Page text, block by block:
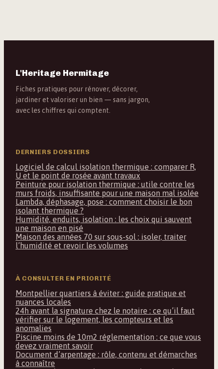
L'Heritage Hermitage
Fiches pratiques pour rénover, décorer,
jardiner et valoriser un bien — sans jargon,
avec les chiffres qui comptent.
DERNIERS DOSSIERS
Logiciel de calcul isolation thermique : comparer R,
U et le point de rosée avant travaux
Peinture pour isolation thermique : utile contre les
murs froids, insuffisante pour une maison mal isolée
Lambda, déphasage, pose : comment choisir le bon
isolant thermique ?
Humidité, enduits, isolation : les choix qui sauvent
une maison en pisé
Maison des années 70 sur sous-sol : isoler, traiter
l’humidité et revoir les volumes
À CONSULTER EN PRIORITÉ
Montpellier quartiers à éviter : guide pratique et
nuances locales
24h avant la signature chez le notaire : ce qu’il faut
vérifier sur le logement, les compteurs et les
anomalies
Piscine moins de 10m2 réglementation : ce que vous
devez vraiment savoir
Document d’arpentage : rôle, contenu et démarches
à connaître